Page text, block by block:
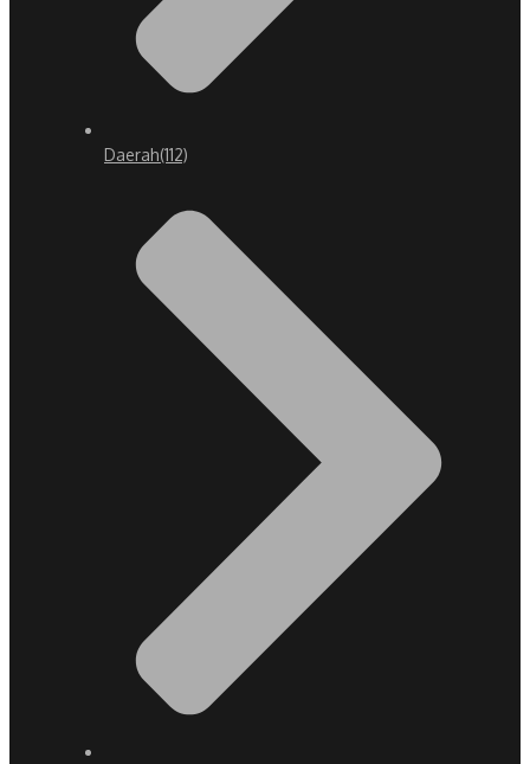
Daerah(112)